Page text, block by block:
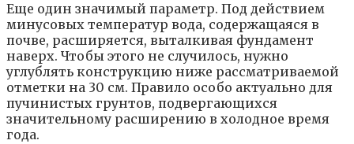
Еще один значимый параметр. Под действием
минусовых температур вода, содержащаяся в
почве, расширяется, выталкивая фундамент
наверх. Чтобы этого не случилось, нужно
углублять конструкцию ниже рассматриваемой
отметки на 30 см. Правило особо актуально для
пучинистых грунтов, подвергающихся
значительному расширению в холодное время
года.